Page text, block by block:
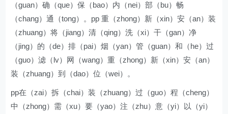
（guan）确（que）保（bao）内（nei）部（bu）畅
（chang）通（tong）。pp 重（zhong）新（xin）安（an）装
（zhuang）将（jiang）清（qing）洗（xi）干（gan）净
（jing）的（de）排（pai）烟（yan）管（guan）和（he）过
（guo）滤（lv）网（wang）重（zhong）新（xin）安（an）
装（zhuang）到（dao）位（wei）。
pp在（zai）拆（chai）装（zhuang）过（guo）程（cheng）
中（zhong）需（xu）要（yao）注（zhu）意（yi）以（yi）